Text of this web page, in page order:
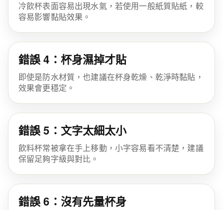
冷飲杯表面容易出現水氣，若使用一般紙質貼紙，較
容易影響黏貼效果。
錯誤 4：杯身濕掉才貼
即使是防水材質，也建議在杯身乾燥、乾淨時黏貼，
效果會更穩定。
錯誤 5：文字太細太小
飲料杯常被拿在手上移動，小字容易看不清楚，建議
保留足夠字級與對比。
錯誤 6：沒有先量杯身